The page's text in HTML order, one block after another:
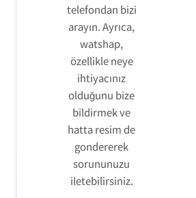
telefondan bizi
arayın. Ayrıca,
watshap,
özellikle neye
ihtiyacınız
olduğunu bize
bildirmek ve
hatta resim de
gondererek
sorununuzu
iletebilirsiniz.